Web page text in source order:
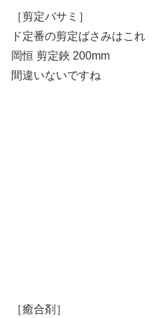
［剪定バサミ］
ド定番の剪定ばさみはこれ
岡恒 剪定鋏 200mm
間違いないですね
［癒合剤］